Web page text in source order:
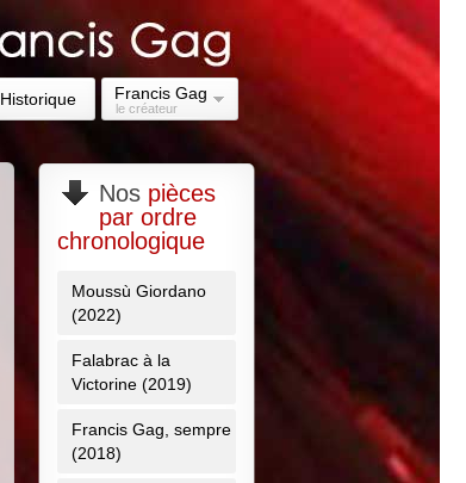
Historique Francis Gag
le créateur
Nospièces
par ordre
chronologique
Moussù Giordano
(2022)
Falabrac à la
Victorine (2019)
Francis Gag, sempre
(2018)